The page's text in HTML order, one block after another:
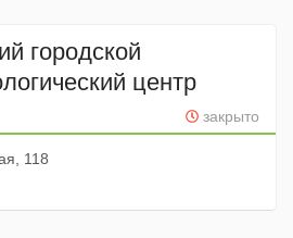
городской
центр
закрыто
118